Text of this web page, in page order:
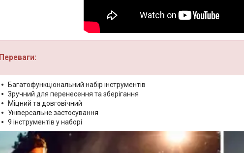
Переваги:
Багатофункціональний набір інструментів
Зручний для перенесення та зберігання
Міцний та довговічний
Універсальне застосування
9 інструментів у наборі